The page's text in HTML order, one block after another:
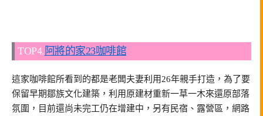
TOP4. 阿將的家23咖啡館
這家咖啡館所看到的都是老闆夫妻利用26年親手打造，為了要
保留早期鄒族文化建築，利用原建材重新一草一木來還原部落
氛圍，目前還尚未完工仍在增建中，另有民宿、露營區，網路